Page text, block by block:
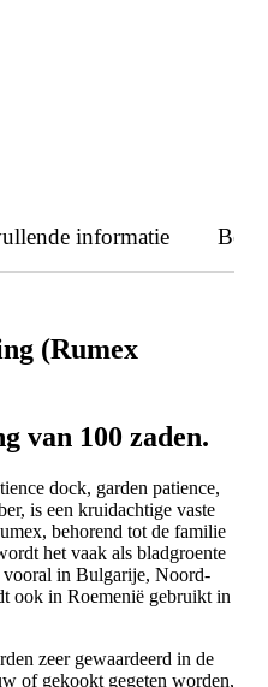
informatie
(Rumex
van 100 zaden.
dock, garden patience,
is een kruidachtige vaste
behorend tot de familie
het vaak als bladgroente
vooral in Bulgarije, Noord-
ook in Roemenië gebruikt in
zeer gewaardeerd in de
of gekookt gegeten worden,